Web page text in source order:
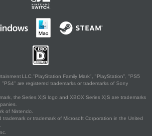
LLC."PlayStation Family Mark", "PlayStation", "PS5
are registered trademarks or trademarks of Sony
the Series X|S logo and XBOX Series X|S are trademarks
of Nintendo.
trademark or trademark of Microsoft Corporation in the United